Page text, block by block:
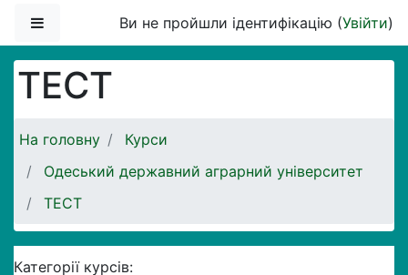
Бокова панельВи не пройшли ідентифікацію (Увійти)
ТЕСТ
На головну
Курси
Одеський державний аграрний університет
ТЕСТ
Категорії курсів: